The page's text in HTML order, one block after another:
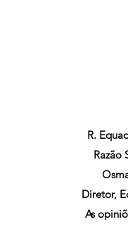
R.
Razão
Diretor,
As